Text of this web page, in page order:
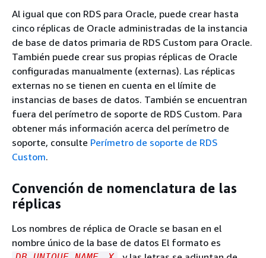
Al igual que con RDS para Oracle, puede crear hasta
cinco réplicas de Oracle administradas de la instancia
de base de datos primaria de RDS Custom para Oracle.
También puede crear sus propias réplicas de Oracle
configuradas manualmente (externas). Las réplicas
externas no se tienen en cuenta en el límite de
instancias de bases de datos. También se encuentran
fuera del perímetro de soporte de RDS Custom. Para
obtener más información acerca del perímetro de
soporte, consulte Perímetro de soporte de RDS
Custom.
Convención de nomenclatura de las
réplicas
Los nombres de réplica de Oracle se basan en el
nombre único de la base de datos El formato es